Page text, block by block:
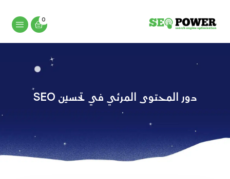
دور المحتوى المرئي في تحسين SEO